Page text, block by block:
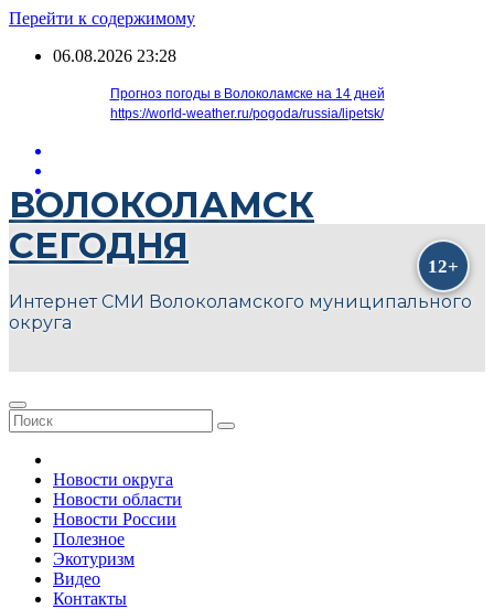
Перейти к содержимому
06.08.2026 23:28
Прогноз погоды в Волоколамске на 14 дней
https://world-weather.ru/pogoda/russia/lipetsk/
ВОЛОКОЛАМСК
СЕГОДНЯ
Интернет СМИ Волоколамского муниципального
округа
Новости округа
Новости области
Новости России
Полезное
Экотуризм
Видео
Контакты